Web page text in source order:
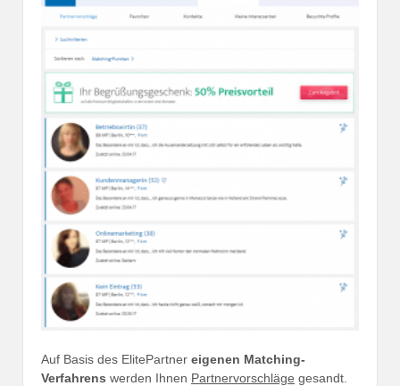
Auf Basis des ElitePartner eigenen Matching-
Verfahrens werden Ihnen Partnervorschläge gesandt.